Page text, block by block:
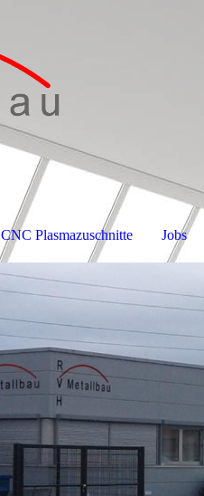
CNC Plasmazuschnitte Jobs